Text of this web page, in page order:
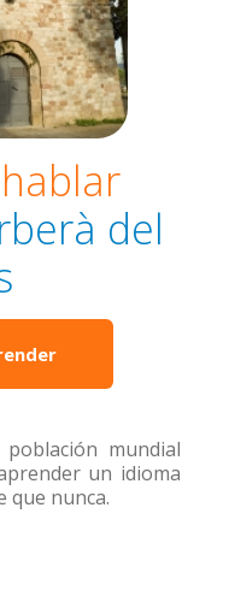
del
mundial
un idioma
que nunca.